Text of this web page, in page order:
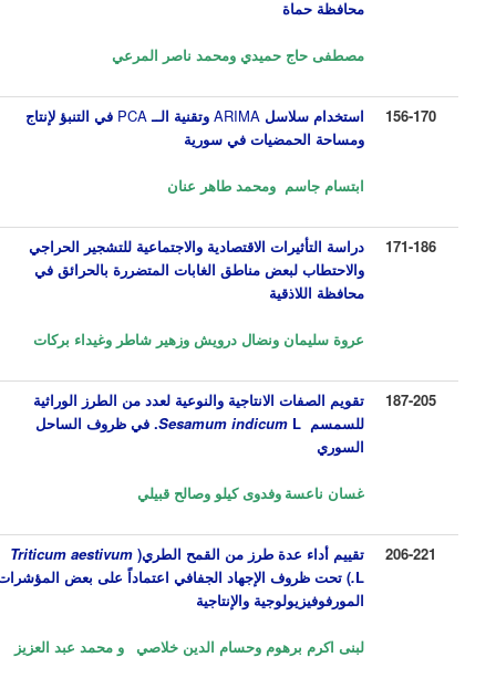
محافظة حماة
مصطفى حاج حميدي ومحمد ناصر المرعي
156-170 استخدام سلاسل ARIMAوتقنية الــPCAفي التنبؤ لإنتاج
ومساحة الحمضيات في سورية
ابتسام جاسم ومحمد طاهر عنان
171-186
دراسة التأثيرات الاقتصادية والاجتماعية للتشجير الحراجي
والاحتطاب لبعض مناطق الغابات المتضررة بالحرائق في
محافظة اللاذقية
عروة سليمان ونضال درويش وزهير شاطر وغيداء بركات
187-205
تقويم الصفات الانتاجية والنوعية لعدد من الطرز الوراثية
للسمسم
Sesamum indicum L.
في ظروف الساحل
السوري
غسان ناعسةوفدوى كيلو وصالح قبيلي
206-221 تقييم أداء عدة طرز من القمح الطري(
Triticum aestivum
L
.
)تحت ظروف الإجهاد الجفافي اعتماداً على بعض المؤشرات
المورفوفيزيولوجية والإنتاجية
لبنى اكرم برهوم وحسام الدين خلاصي و محمد عبد العزيز